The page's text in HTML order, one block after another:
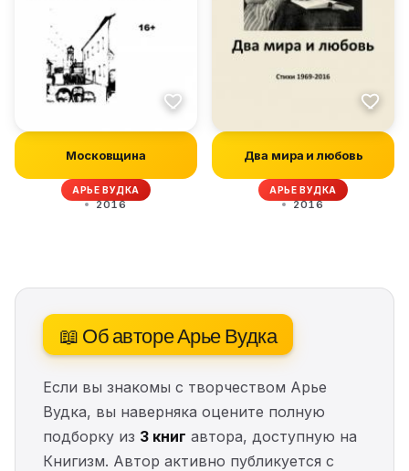
Московщина
АРЬЕ ВУДКА
2016
Два мира и любовь
АРЬЕ ВУДКА
2016
📖 Об авторе Арье Вудка
Если вы знакомы с творчеством Арье
Вудка, вы наверняка оцените полную
подборку из 3 книг автора, доступную на
Книгизм. Автор активно публикуется с